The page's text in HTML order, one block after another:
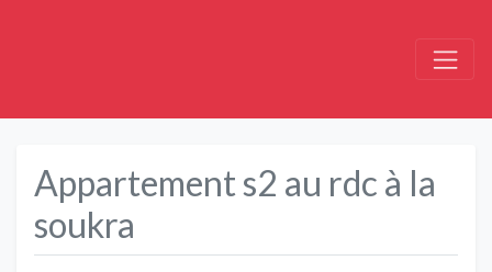
Appartement s2 au rdc à la
soukra